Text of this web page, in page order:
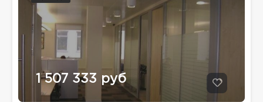
1 507 333 руб